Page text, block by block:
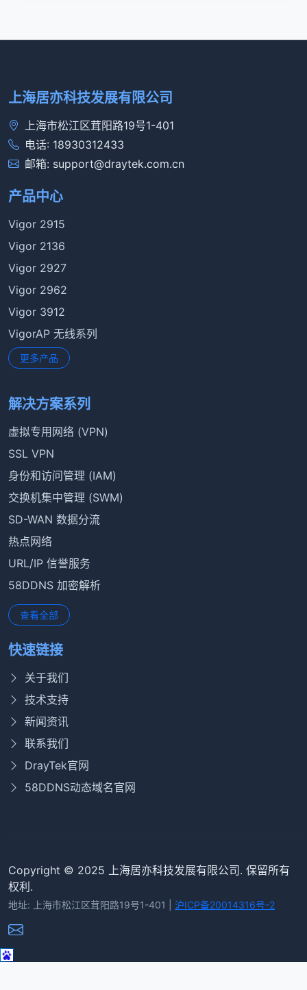
上海居亦科技发展有限公司
上海市松江区茸阳路19号1-401
电话: 18930312433
邮箱: support@draytek.com.cn
产品中心
Vigor 2915
Vigor 2136
Vigor 2927
Vigor 2962
Vigor 3912
VigorAP 无线系列
更多产品
解决方案系列
虚拟专用网络 (VPN)
SSL VPN
身份和访问管理 (IAM)
交换机集中管理 (SWM)
SD-WAN 数据分流
热点网络
URL/IP 信誉服务
58DDNS 加密解析
查看全部
快速链接
关于我们
技术支持
新闻资讯
联系我们
DrayTek官网
58DDNS动态域名官网
Copyright © 2025 上海居亦科技发展有限公司. 保留所有
权利.
地址: 上海市松江区茸阳路19号1-401 | 沪ICP备20014316号-2